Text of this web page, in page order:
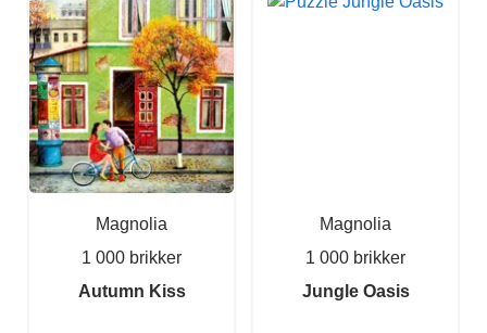
Magnolia
1 000 brikker
Autumn Kiss
Magnolia
1 000 brikker
Jungle Oasis